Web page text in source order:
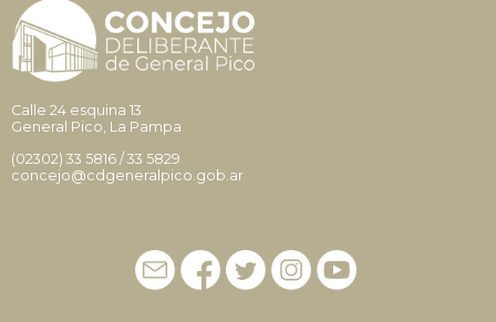
Calle 24 esquina 13
General Pico, La Pampa
(02302) 33 5816 /33 5829
concejo@cdgeneralpico.gob.ar